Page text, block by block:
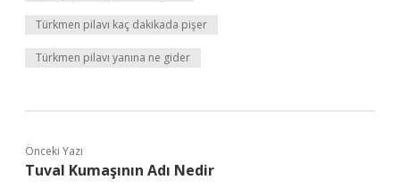
Türkmen pilavı kaç dakikada pişer
Türkmen pilavı yanına ne gider
Önceki Yazı
Tuval Kumaşının Adı Nedir